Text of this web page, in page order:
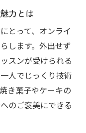
力とは
とって、オンライ
します。外出せず
スンが受けられる
人でじっくり技術
き菓子やケーキの
のご褒美にできる